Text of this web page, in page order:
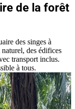
de la forêt
des singes à
des édifices
transport inclus.
à tous.